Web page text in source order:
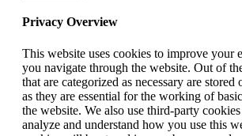
Privacy Overview
This website uses cookies to improve your
you navigate through the website. Out of
that are categorized as necessary are
as they are essential for the working of
the website. We also use third-party
analyze and understand how you use this